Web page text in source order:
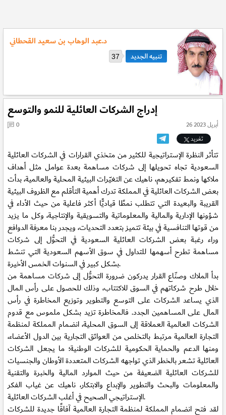
د.عبد الوهاب بن سعيد القحطاني
37
إدراج الشركات العائلية للنمو والتوسع
26 أبريل 2023
0
تغريد
تتأثر النظرة الإستراتيجية للكثير من متخذي القرارات في الشركات العائلية
السعودية تجاه تحويلها إلى شركات مساهمة بعدة عوامل مثل أهداف
ملاكها ونمط تفكيرهم، ناهيك عن التغيّرات البيئية المحلية والعالمية، بدأت
بعض الشركات العائلية في المملكة تدرك أهمية التأقلم مع الظروف البيئية
القريبة والبعيدة التي تتطلب نمطًا قياديًّا أكثر فاعلية من حيث الأداء في
شؤونها الإدارية والمالية والمعلوماتية والتسويقية والإنتاجية، وكل ما يزيد
من قوتها التنافسية في بيئة تتميز بتعدد التحديات، ويجدر بنا معرفة الدوافع
وراء رغبة بعض الشركات العائلية السعودية في التحوُّل إلى شركات
مساهمة تطرح أسهمها للتداول في سوق الأسهم السعودية التي تنشط
بشكل كبير في السنوات الخمس الأخيرة.
بدأ الملاك وصنّاع القرار يدركون ضرورة التحوُّل إلى شركات مساهمة من
خلال طرح شركاتهم في السوق للاكتتاب، وذلك للحصول على رأس المال
الذي يساعد الشركات على التوسع والتطوير وتوزيع المخاطرة في رأس
المال على المساهمين الجدد. فالمخاطرة تزيد بشكل ملموس مع قدوم
الشركات العالمية العملاقة إلى السوق المحلية، انضمام المملكة لمنظمة
التجارة العالمية مرتبط بالتخلص من العوائق التجارية بين الدول الأعضاء،
ومنها الدعم والحماية الحكومية للشركات الوطنية؛ ما يجعل الشركات
العائلية تشعر بالخطر الذي تواجهه الشركات المتعددة الأوطان والجنسيات
للشركات العائلية الضعيفة من حيث الموارد المالية والخبرة والتقنية
والمعلومات والبحث والتطوير والإبداع والابتكار، ناهيك عن غياب الفكر
الإستراتيجي الصحيح في أغلب الشركات العائلية.
لقد فتح انضمام المملكة لمنظمة التجارة العالمية آفاقًا جديدة للشركات